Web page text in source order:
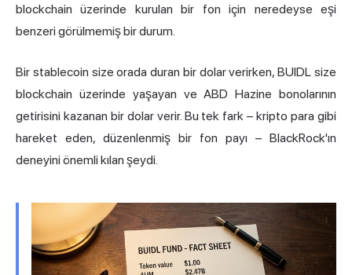
blockchain üzerinde kurulan bir fon için neredeyse eşi
benzeri görülmemiş bir durum.
Bir stablecoin size orada duran bir dolar verirken, BUIDL size
blockchain üzerinde yaşayan ve ABD Hazine bonolarının
getirisini kazanan bir dolar verir. Bu tek fark – kripto para gibi
hareket eden, düzenlenmiş bir fon payı – BlackRock'ın
deneyini önemli kılan şeydi.